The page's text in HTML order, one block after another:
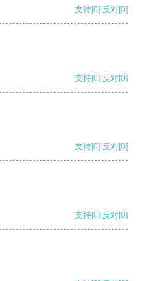
支持[0] 反对[0]
支持[0] 反对[0]
支持[0] 反对[0]
支持[0] 反对[0]